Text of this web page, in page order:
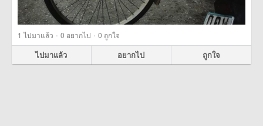
1 ไปมาแล้ว · 0 อยากไป · 0 ถูกใจ
ไปมาแล้ว อยากไป ถูกใจ